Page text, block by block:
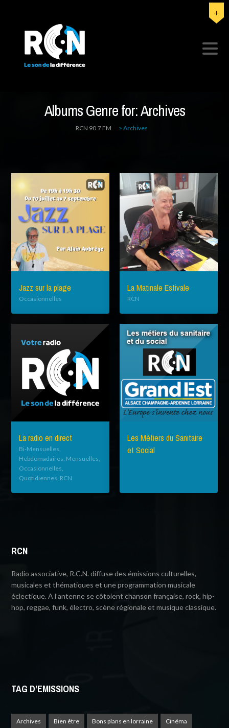
Albums Genre for:Archives
RCN 90.7 FM > Archives
Jazz sur la plage
Occasionnelles
La Matinale Estivale
RCN
La radio en direct
Bi-Mensuelles,
Hebdomadaires, Mensuelles,
Occasionnelles,
Quotidiennes, RCN
Les Métiers du Sanitaire
et Social
RCN
Radio associative, R.C.N. diffuse des émissions culturelles,
musicales et thématiques et une programmation musicale
éclectique. A l’antenne se côtoient chanson française, rock, hip-
hop, reggae, funk, électro, scène régionale et musique classique.
TAG D’EMISSIONS
Archives Bien être Bons plans en lorraine Cinéma